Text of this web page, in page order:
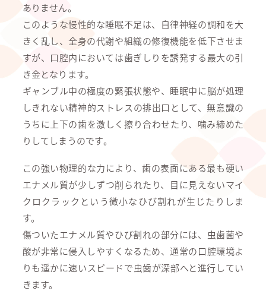
ありません。
このような慢性的な睡眠不足は、自律神経の調和を大
きく乱し、全身の代謝や組織の修復機能を低下させま
すが、口腔内においては歯ぎしりを誘発する最大の引
き金となります。
ギャンブル中の極度の緊張状態や、睡眠中に脳が処理
しきれない精神的ストレスの排出口として、無意識の
うちに上下の歯を激しく擦り合わせたり、噛み締めた
りしてしまうのです。
この強い物理的な力により、歯の表面にある最も硬い
エナメル質が少しずつ削られたり、目に見えないマイ
クロクラックという微小なひび割れが生じたりしま
す。
傷ついたエナメル質やひび割れの部分には、虫歯菌や
酸が非常に侵入しやすくなるため、通常の口腔環境よ
りも遥かに速いスピードで虫歯が深部へと進行してい
きます。